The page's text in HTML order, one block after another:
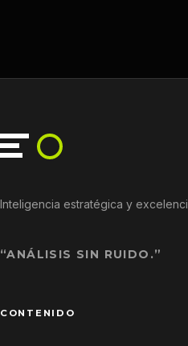
Inteligencia estratégica y
“ANÁLISIS SIN RUIDO.”
CONTENIDO